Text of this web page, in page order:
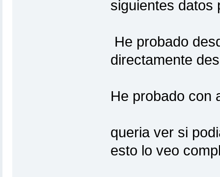
siguientes datos
He probado
directamente
He probado con
queria ver si
esto lo veo